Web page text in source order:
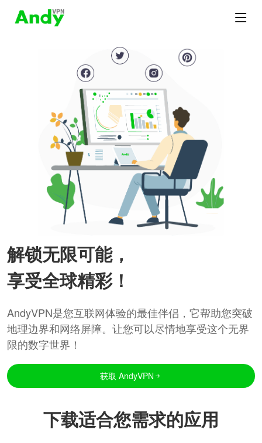
解锁无限可能，
享受全球精彩！
AndyVPN是您互联网体验的最佳伴侣，它帮助您突破
地理边界和网络屏障。让您可以尽情地享受这个无界
限的数字世界！
获取 AndyVPN
下载适合您需求的应用